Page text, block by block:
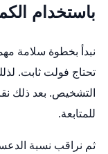
باستخدام
نبدأ بخطوة سلامة
تحتاج فولت ثابت.
التشخيص. بعد ذلك
للمتابعة.
ثم نراقب نسبة